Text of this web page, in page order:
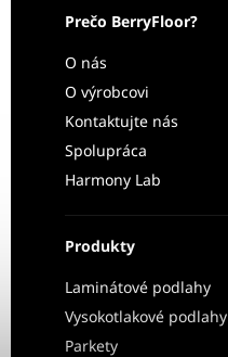
Prečo BerryFloor?
O nás
O výrobcovi
Kontaktujte nás
Spolupráca
Harmony Lab
Produkty
Laminátové podlahy
Vysokotlakové podlahy
Parkety